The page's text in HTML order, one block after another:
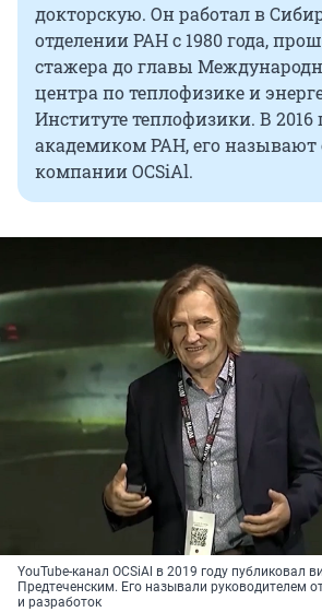
докторскую. Он работал в
отделении РАН с 1980 года,
стажера до главы
центра по теплофизике и
Институте теплофизики. В 2016
академиком РАН, его называют
компании OCSiAl.
YouTube-канал OCSiAl в 2019 году публиковал
Предтеченским. Его называли руководителем
и разработок